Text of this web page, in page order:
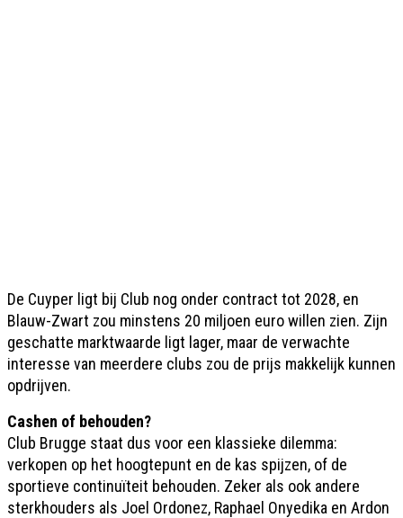
De Cuyper ligt bij Club nog onder contract tot 2028, en
Blauw-Zwart zou minstens 20 miljoen euro willen zien. Zijn
geschatte marktwaarde ligt lager, maar de verwachte
interesse van meerdere clubs zou de prijs makkelijk kunnen
opdrijven.
Cashen of behouden?
Club Brugge staat dus voor een klassieke dilemma:
verkopen op het hoogtepunt en de kas spijzen, of de
sportieve continuïteit behouden. Zeker als ook andere
sterkhouders als Joel Ordonez, Raphael Onyedika en Ardon